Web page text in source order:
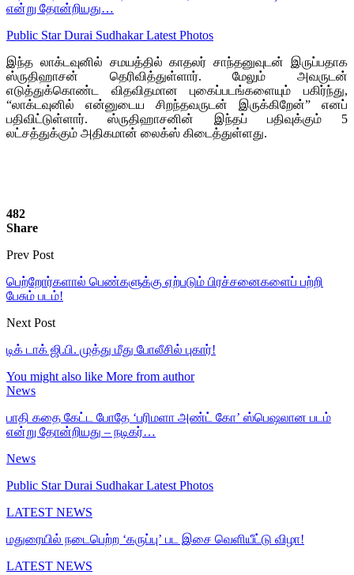
என்று தோன்றியது…
Public Star Durai Sudhakar Latest Photos
இந்த லாக்டவுனில் சமயத்தில் காதலர் சாந்தனுவுடன் இருப்பதாக
ஸ்ருதிஹாசன் தெரிவித்துள்ளார். மேலும் அவருடன்
எடுத்துக்கொண்ட விதவிதமான புகைப்படங்களையும் பகிர்ந்து,
“லாக்டவுனில் என்னுடைய சிறந்தவருடன் இருக்கிறேன்” எனப்
பதிவிட்டுள்ளார். ஸ்ருதிஹாசனின் இந்தப் பதிவுக்கும் 5
லட்சத்துக்கும் அதிகமான் லைக்ஸ் கிடைத்துள்ளது.
482
Share
Prev Post
பெற்றோர்களால் பெண்களுக்கு ஏற்படும் பிரச்சனைகளைப் பற்றி
பேசும் படம்!
Next Post
டிக் டாக் ஜி.பி. முத்து மீது போலீசில் புகார்!
You might also like More from author
News
பாதி கதை கேட்ட போதே ‘பரிமளா அண்ட் கோ’ ஸ்பெஷலான படம்
என்று தோன்றியது – நடிகர்…
News
Public Star Durai Sudhakar Latest Photos
LATEST NEWS
மதுரையில் நடைபெற்ற ‘கருப்பு’ பட இசை வெளியீட்டு விழா!
LATEST NEWS